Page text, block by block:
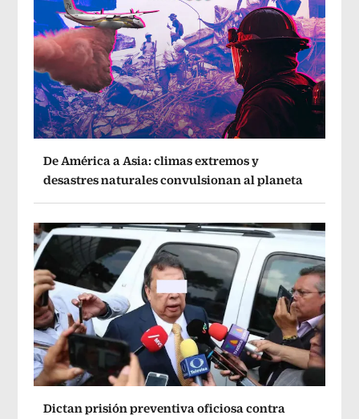
De América a Asia: climas extremos y
desastres naturales convulsionan al planeta
Dictan prisión preventiva oficiosa contra